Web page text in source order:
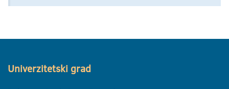
Univerzitetski grad